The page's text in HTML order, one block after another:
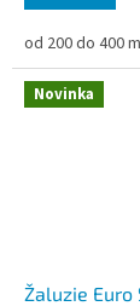
od 200 do 400
Novinka
Žaluzie Euro